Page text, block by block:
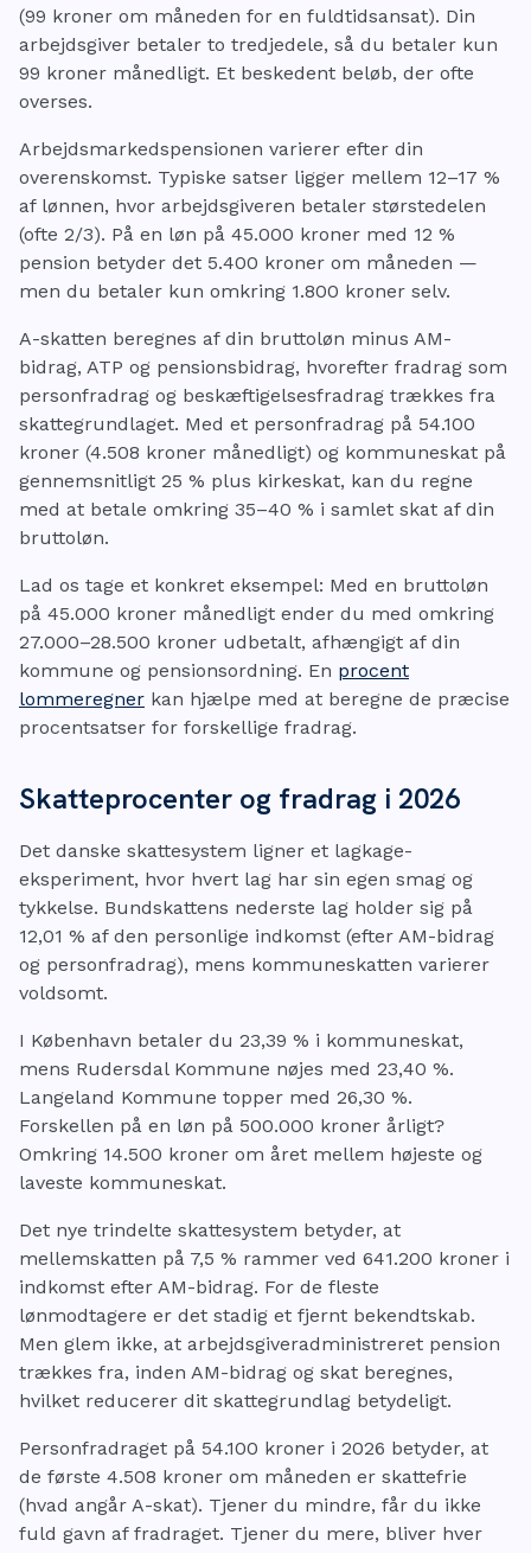
(99 kroner om måneden for en fuldtidsansat). Din
arbejdsgiver betaler to tredjedele, så du betaler kun
99 kroner månedligt. Et beskedent beløb, der ofte
overses.
Arbejdsmarkedspensionen varierer efter din
overenskomst. Typiske satser ligger mellem 12–17 %
af lønnen, hvor arbejdsgiveren betaler størstedelen
(ofte 2/3). På en løn på 45.000 kroner med 12 %
pension betyder det 5.400 kroner om måneden —
men du betaler kun omkring 1.800 kroner selv.
A-skatten beregnes af din bruttoløn minus AM-
bidrag, ATP og pensionsbidrag, hvorefter fradrag som
personfradrag og beskæftigelsesfradrag trækkes fra
skattegrundlaget. Med et personfradrag på 54.100
kroner (4.508 kroner månedligt) og kommuneskat på
gennemsnitligt 25 % plus kirkeskat, kan du regne
med at betale omkring 35–40 % i samlet skat af din
bruttoløn.
Lad os tage et konkret eksempel: Med en bruttoløn
på 45.000 kroner månedligt ender du med omkring
27.000–28.500 kroner udbetalt, afhængigt af din
kommune og pensionsordning. En procent
lommeregner kan hjælpe med at beregne de præcise
procentsatser for forskellige fradrag.
Skatteprocenter og fradrag i 2026
Det danske skattesystem ligner et lagkage-
eksperiment, hvor hvert lag har sin egen smag og
tykkelse. Bundskattens nederste lag holder sig på
12,01 % af den personlige indkomst (efter AM-bidrag
og personfradrag), mens kommuneskatten varierer
voldsomt.
I København betaler du 23,39 % i kommuneskat,
mens Rudersdal Kommune nøjes med 23,40 %.
Langeland Kommune topper med 26,30 %.
Forskellen på en løn på 500.000 kroner årligt?
Omkring 14.500 kroner om året mellem højeste og
laveste kommuneskat.
Det nye trindelte skattesystem betyder, at
mellemskatten på 7,5 % rammer ved 641.200 kroner i
indkomst efter AM-bidrag. For de fleste
lønmodtagere er det stadig et fjernt bekendtskab.
Men glem ikke, at arbejdsgiveradministreret pension
trækkes fra, inden AM-bidrag og skat beregnes,
hvilket reducerer dit skattegrundlag betydeligt.
Personfradraget på 54.100 kroner i 2026 betyder, at
de første 4.508 kroner om måneden er skattefrie
(hvad angår A-skat). Tjener du mindre, får du ikke
fuld gavn af fradraget. Tjener du mere, bliver hver